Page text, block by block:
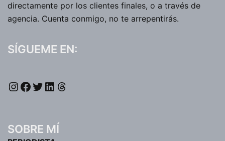
directamente por los clientes finales, o a través de
agencia. Cuenta conmigo, no te arrepentirás.
SÍGUEME EN:
SOBRE MÍ